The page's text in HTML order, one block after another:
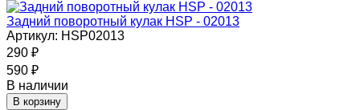
Задний поворотный кулак HSP - 02013
Артикул: HSP02013
290 ₽
590 ₽
В наличии
В корзину